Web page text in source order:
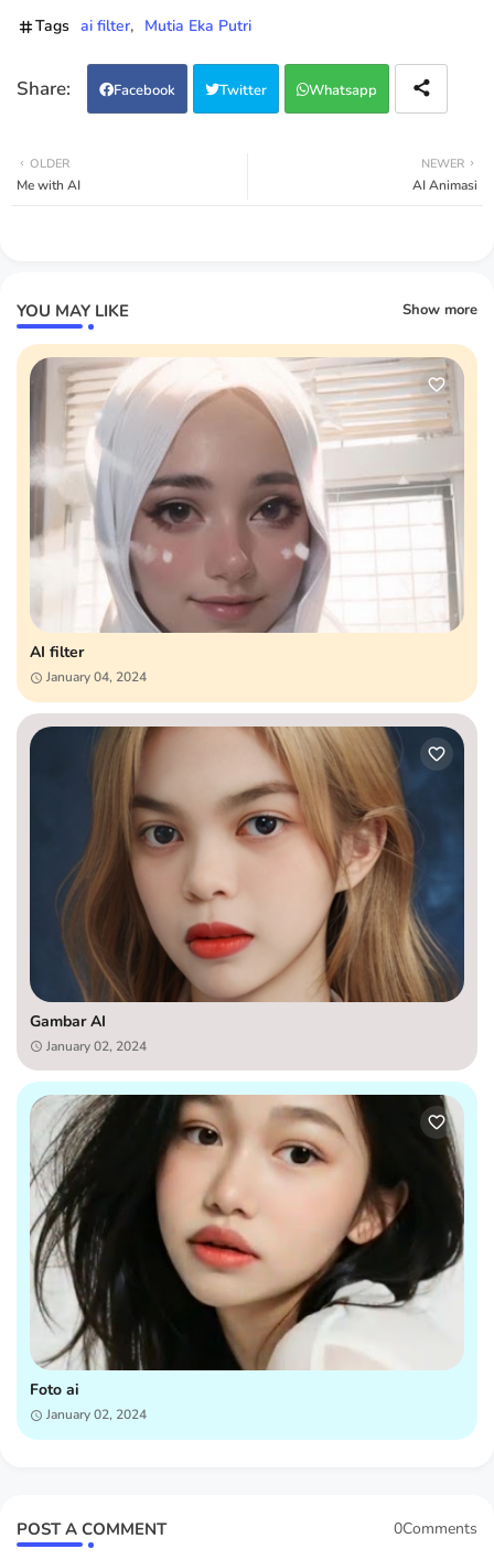
Tags ai filter Mutia Eka Putri
Facebook Twitter Whatsapp
NEWER
AI Animasi
OLDER
Me with AI
YOU MAY LIKE Show more
AI filter
January 04, 2024
Gambar AI
January 02, 2024
Foto ai
January 02, 2024
POST A COMMENT 0Comments